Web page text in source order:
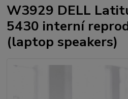
W3929 DELL
5430 interní
(laptop speakers)